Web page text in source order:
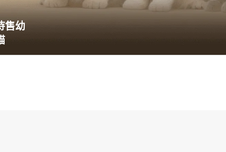
售幼